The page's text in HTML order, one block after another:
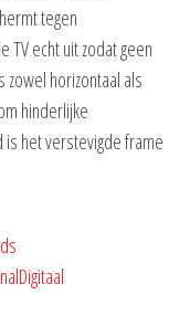
tegen
TV echt uit zodat geen
horizontaal als
hinderlijke
het verstevigde frame